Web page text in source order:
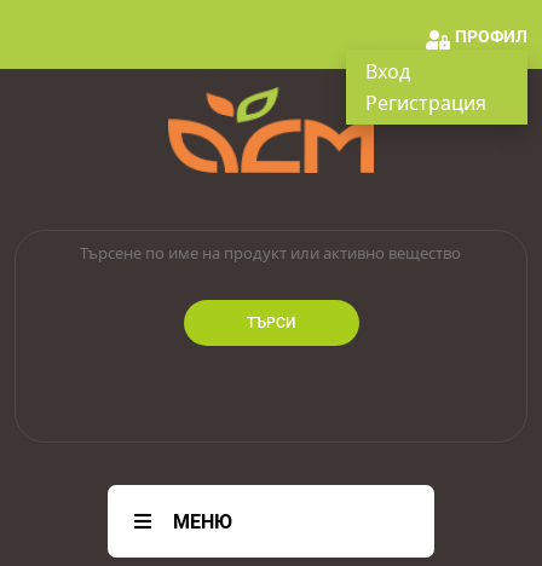
ПРОФИЛ
Вход
Регистрация
ТЪРСИ
МЕНЮ